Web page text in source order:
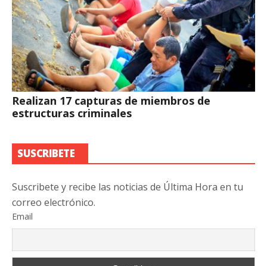
Realizan 17 capturas de miembros de
estructuras criminales
SUSCRIBETE
Suscribete y recibe las noticias de Última Hora en tu
correo electrónico.
Email